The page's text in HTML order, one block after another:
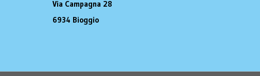
Via Campagna 28
6934 Bioggio